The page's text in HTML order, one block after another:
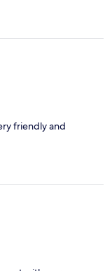
friendly and